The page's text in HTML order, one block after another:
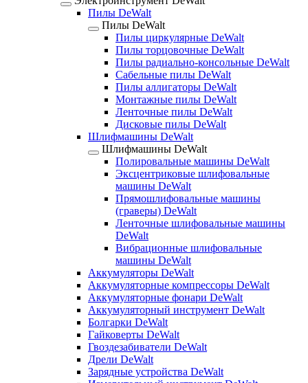
Пилы DeWalt
Пилы DeWalt
Пилы циркулярные DeWalt
Пилы торцовочные DeWalt
Пилы радиально-консольные DeWalt
Сабельные пилы DeWalt
Пилы аллигаторы DeWalt
Монтажные пилы DeWalt
Ленточные пилы DeWalt
Дисковые пилы DeWalt
Шлифмашины DeWalt
Шлифмашины DeWalt
Полировальные машины DeWalt
Эксцентриковые шлифовальные
машины DeWalt
Прямошлифовальные машины
(граверы) DeWalt
Ленточные шлифовальные машины
DeWalt
Вибрационные шлифовальные
машины DeWalt
Аккумуляторы DeWalt
Аккумуляторные компрессоры DeWalt
Аккумуляторные фонари DeWalt
Аккумуляторный инструмент DeWalt
Болгарки DeWalt
Гайковерты DeWalt
Гвоздезабиватели DeWalt
Дрели DeWalt
Зарядные устройства DeWalt